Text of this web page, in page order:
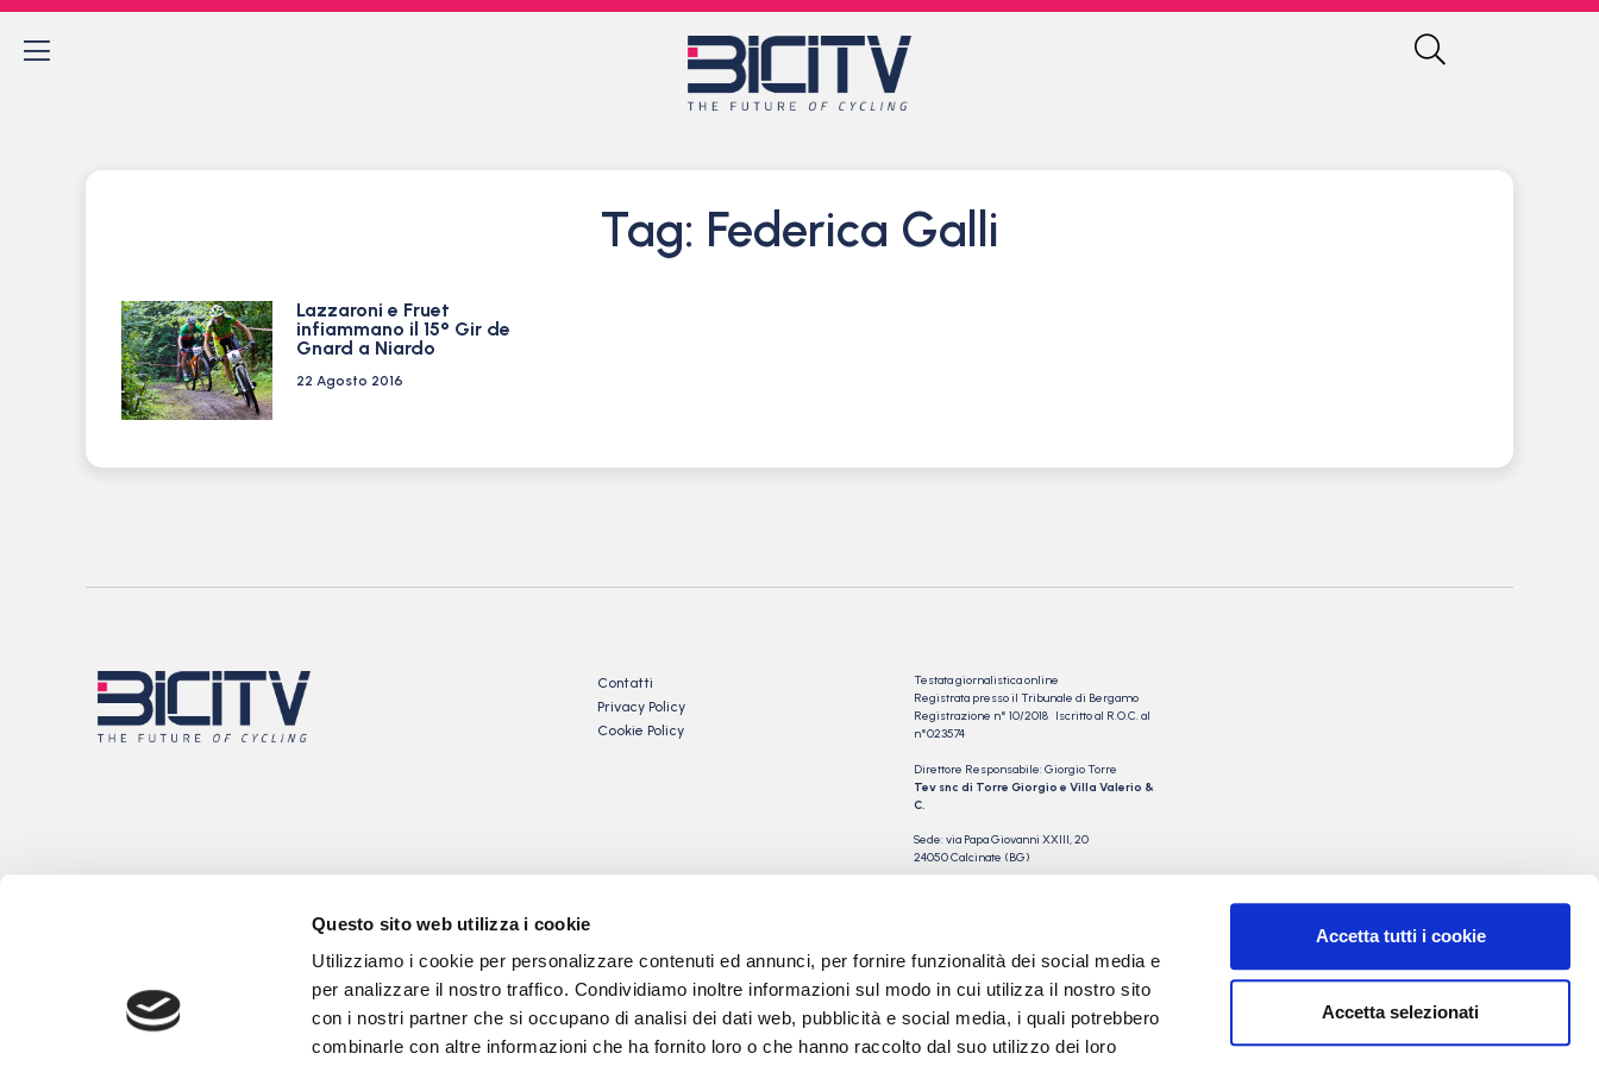
Questo sito web utilizza i cookie
Utilizziamo i cookie per personalizzare contenuti ed annunci, per fornire funzionalità dei social media e
per analizzare il nostro traffico. Condividiamo inoltre informazioni sul modo in cui utilizza il nostro sito
con i nostri partner che si occupano di analisi dei dati web, pubblicità e social media, i quali potrebbero
combinarle con altre informazioni che ha fornito loro o che hanno raccolto dal suo utilizzo dei loro
Accetta tutti i cookie
Accetta selezionati
Tag: Federica Galli
Lazzaroni e Fruet
infiammano il 15° Gir de
Gnard a Niardo
22 Agosto 2016
Contatti
Privacy Policy
Cookie Policy
Testata giornalistica online
Registrata presso il Tribunale di Bergamo
Registrazione n° 10/2018 Iscritto al R.O.C. al
n°023574
Direttore Responsabile: Giorgio Torre
Tev snc di Torre Giorgio e Villa Valerio &
C.
Sede: via Papa Giovanni XXIII, 20
24050 Calcinate (BG)